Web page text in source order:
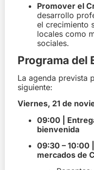
Promover el
desarrollo
el crecimiento
locales como
sociales.
Programa del
La agenda prevista
siguiente:
Viernes, 21 de
09:00 |
bienvenida
09:30 – 10:00
mercados de